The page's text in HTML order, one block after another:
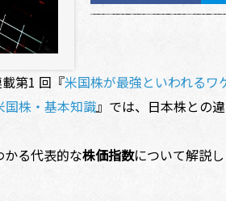
第1 回『米国株が最強といわれるワ
国株・基本知識』では、日本株との
かる代表的な株価指数について解説し